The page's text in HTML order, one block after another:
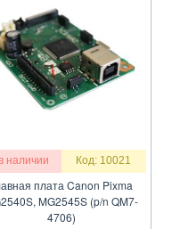
наличии Код: 10021
плата Canon Pixma
MG2545S (p/n QM7-
4706)